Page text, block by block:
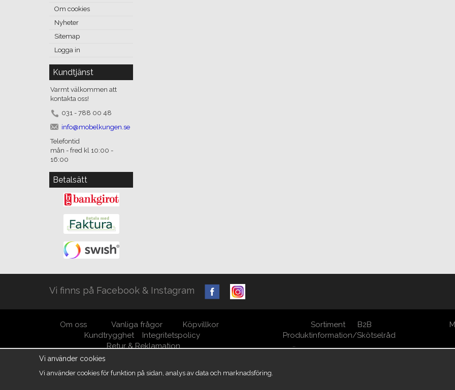
Om cookies
Nyheter
Sitemap
Logga in
Kundtjänst
Varmt välkommen att
kontakta oss!
031 - 788 00 48
info@mobelkungen.se
Telefontid
mån - fred kl 10:00 -
16:00
Betalsätt
Vi finns på Facebook & Instagram
Om oss Vanliga frågor
Köpvillkor
Kundtrygghet
Integritetspolicy
Retur & Reklamation
Sortiment
B2B
Produktinformation/Skötselråd
Öppna Cookie-inställningar
Vi använder cookies
Vi använder cookies för funktion på sidan, analys av data och marknadsföring.